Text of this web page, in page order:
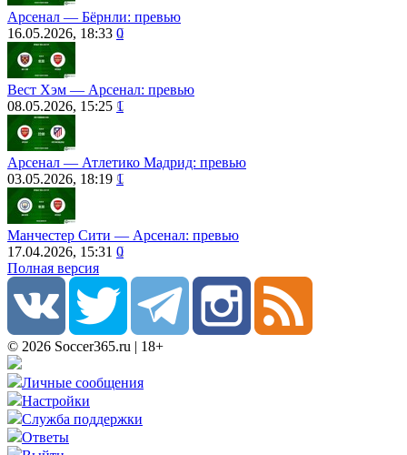
Арсенал ― Бёрнли: превью
16.05.2026, 18:33 0
Вест Хэм ― Арсенал: превью
08.05.2026, 15:25 1
Арсенал ― Атлетико Мадрид: превью
03.05.2026, 18:19 1
Манчестер Сити ― Арсенал: превью
17.04.2026, 15:31 0
Полная версия
© 2026 Soccer365.ru | 18+
Личные сообщения
Настройки
Служба поддержки
Ответы